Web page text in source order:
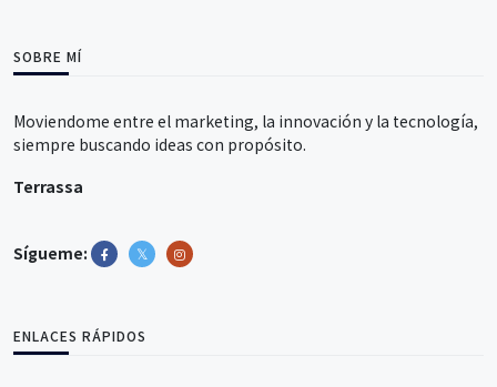
SOBRE MÍ
Moviendome entre el marketing, la innovación y la tecnología,
siempre buscando ideas con propósito.
Terrassa
Sígueme:
ENLACES RÁPIDOS